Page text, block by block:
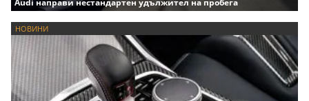
Audi направи нестандартен удължител на пробега
НОВИНИ